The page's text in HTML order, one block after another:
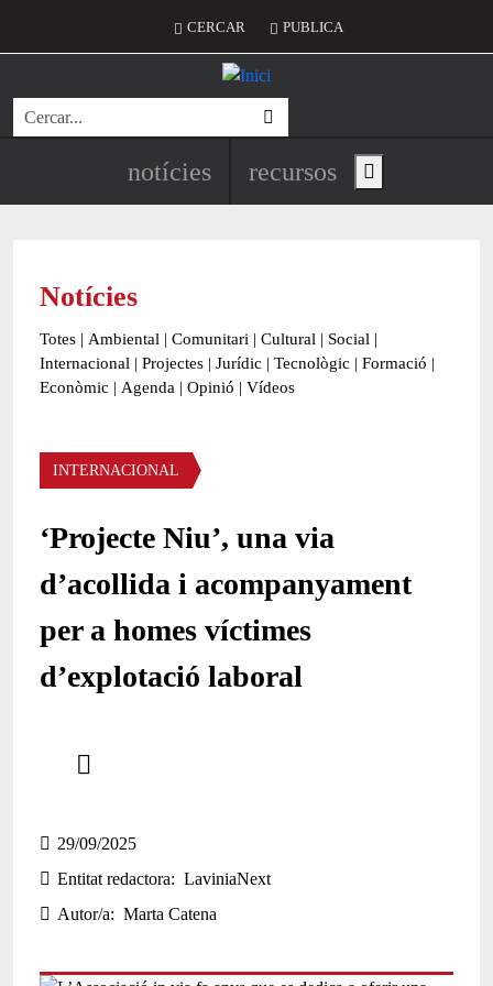
Menú del compte d'usuari
CERCAR PUBLICA
Cerca
Navegació principal de
notícies recursos Show main menu
Notícies
Totes | Ambiental | Comunitari | Cultural | Social |
Internacional | Projectes | Jurídic | Tecnològic | Formació |
Econòmic | Agenda | Opinió | Vídeos
Àmbit de la notícia
INTERNACIONAL
‘Projecte Niu’, una via
d’acollida i acompanyament
per a homes víctimes
d’explotació laboral
29/09/2025
Entitat redactora
LaviniaNext
Autor/a
Marta Catena